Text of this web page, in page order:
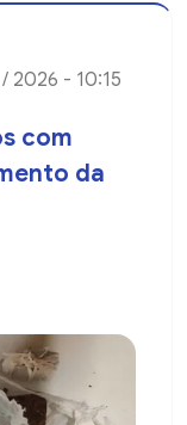
2026 - 10:15
com
da